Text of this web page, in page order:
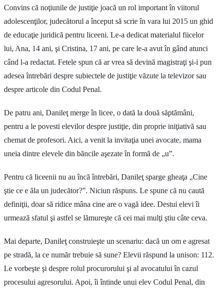
Convins că noţiunile de justiţie joacă un rol important în viitorul
adolescenţilor, judecătorul a început să scrie în vara lui 2015 un ghid
de educaţie juridică pentru liceeni. Le-a dedicat materialul fiicelor
lui, Ana, 14 ani, şi Cristina, 17 ani, pe care le-a avut în gând atunci
când l-a redactat. Fetele spun că ar vrea să devină magistraţi şi-i pun
adesea întrebări despre subiectele de justiţie văzute la televizor sau
despre articole din Codul Penal.
De patru ani, Danileţ merge în licee, o dată la două săptămâni,
pentru a le povesti elevilor despre justiţie, din proprie iniţiativă sau
chemat de profesori. Aici, a venit la invitaţia unei avocate, mama
uneia dintre elevele din băncile aşezate în formă de „u”.
Pentru că liceenii nu au încă întrebări, Danileţ sparge gheaţa „Cine
ştie ce e ăla un judecător?”. Niciun răspuns. Le spune că nu caută
definiţii, doar să ridice mâna cine are o vagă idee. Destui elevi îi
urmează sfatul şi astfel se lămureşte că cei mai mulţi ştiu câte ceva.
Mai departe, Danileţ construieşte un scenariu: dacă un om e agresat
pe stradă, la ce număr trebuie să sune? Elevii răspund la unison: 112.
Le vorbeşte şi despre rolul procurorului şi al avocatului în cazul
procesului agresorului. Apoi, îi întinde unui elev Codul Penal, din